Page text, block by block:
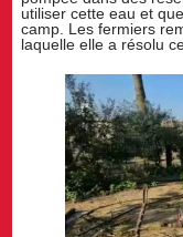
utiliser cette eau et
camp. Les fermiers
laquelle elle a résolu